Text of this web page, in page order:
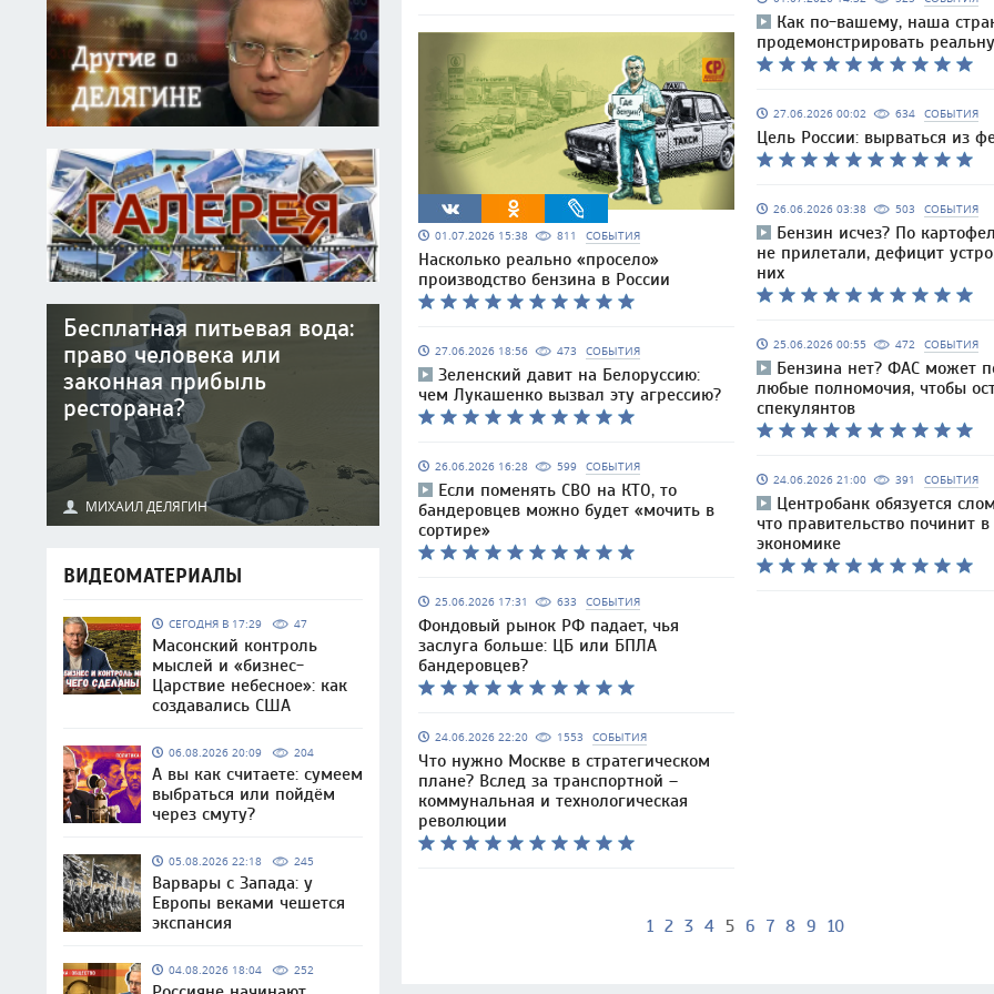
Бесплатная питьевая вода:
право человека или
законная прибыль
ресторана?
МИХАИЛ ДЕЛЯГИН
ВИДЕОМАТЕРИАЛЫ
СЕГОДНЯ В 17:29 47
Масонский контроль
мыслей и «бизнес-
Царствие небесное»: как
создавались США
06.08.2026 20:09 204
А вы как считаете: сумеем
выбраться или пойдём
через смуту?
05.08.2026 22:18 245
Варвары с Запада: у
Европы веками чешется
экспансия
04.08.2026 18:04 252
01.07.2026 15:38 811 СОБЫТИЯ
Насколько реально «просело»
производство бензина в России
27.06.2026 18:56 473 СОБЫТИЯ
Зеленский давит на Белоруссию:
чем Лукашенко вызвал эту агрессию?
26.06.2026 16:28 599 СОБЫТИЯ
Если поменять СВО на КТО, то
бандеровцев можно будет «мочить в
сортире»
25.06.2026 17:31 633 СОБЫТИЯ
Фондовый рынок РФ падает, чья
заслуга больше: ЦБ или БПЛА
бандеровцев?
24.06.2026 22:20 1553 СОБЫТИЯ
Что нужно Москве в стратегическом
плане? Вслед за транспортной –
коммунальная и технологическая
революции
Как по-вашему, наша
продемонстрировать
27.06.2026 00:02 634 СОБЫТИЯ
Цель России: вырваться из
26.06.2026 03:38 503 СОБЫТИЯ
Бензин исчез? По
не прилетали, дефицит
них
25.06.2026 00:55 472 СОБЫТИЯ
Бензина нет? ФАС может
любые полномочия, чтобы
спекулянтов
24.06.2026 21:00 391 СОБЫТИЯ
Центробанк обязуется
что правительство починит в
экономике
1 2 3 4 5 6 7 8 9 10